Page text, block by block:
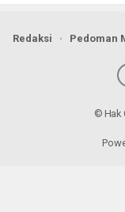
Redaksi Pedoman
© Hak